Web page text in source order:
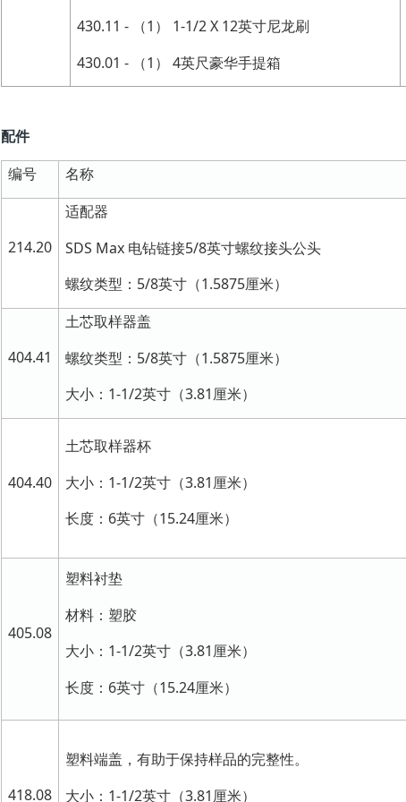
430.11 - （1） 1-1/2 X 12英寸尼龙刷
430.01 - （1） 4英尺豪华手提箱
配件
编号
名称
214.20
适配器
SDS Max 电钻链接5/8英寸螺纹接头公头
螺纹类型：5/8英寸（1.5875厘米）
404.41
土芯取样器盖
螺纹类型：5/8英寸（1.5875厘米）
大小：1-1/2英寸（3.81厘米）
404.40
土芯取样器杯
大小：1-1/2英寸（3.81厘米）
长度：6英寸（15.24厘米）
405.08
塑料衬垫
材料：塑胶
大小：1-1/2英寸（3.81厘米）
长度：6英寸（15.24厘米）
418.08
塑料端盖，有助于保持样品的完整性。
大小：1-1/2英寸（3.81厘米）